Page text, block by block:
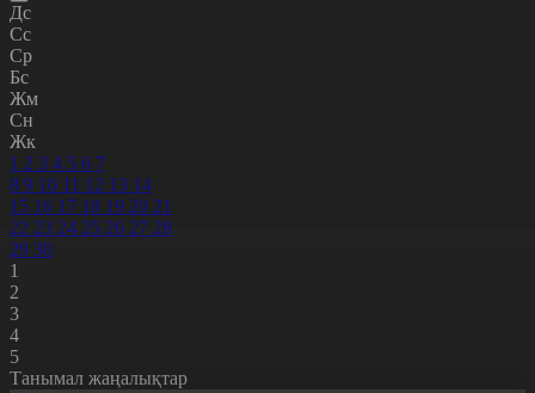
Дс
Сс
Ср
Бс
Жм
Сн
Жк
1 2 3 4 5 6 7
8 9 10 11 12 13 14
15 16 17 18 19 20 21
22 23 24 25 26 27 28
29 30
1
2
3
4
5
Танымал жаңалықтар